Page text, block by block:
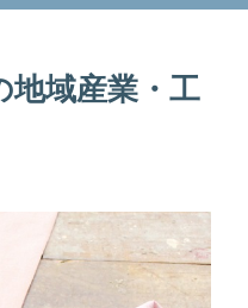
地域産業・工